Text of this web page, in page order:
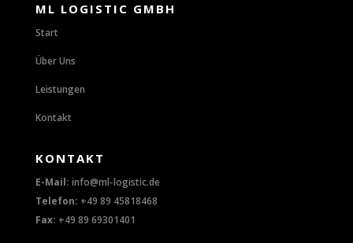
ML LOGISTIC GMBH
Start
Über Uns
Leistungen
Kontakt
KONTAKT
E-Mail: info@ml-logistic.de
Telefon: +49 89 45818468
Fax: +49 89 69301401